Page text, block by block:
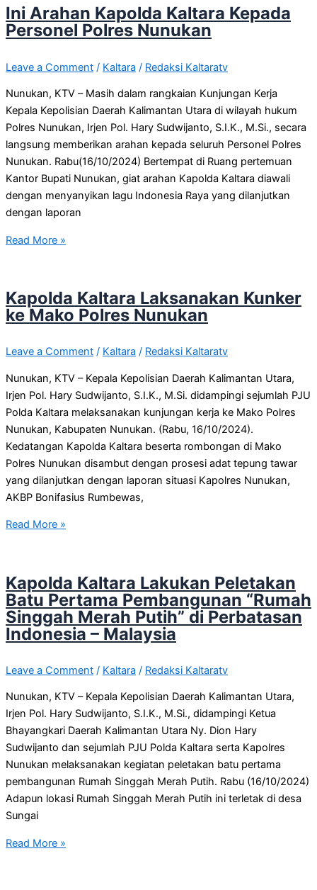
Ini Arahan Kapolda Kaltara Kepada
Personel Polres Nunukan
Leave a Comment / Kaltara / Redaksi Kaltaratv
Nunukan, KTV – Masih dalam rangkaian Kunjungan Kerja
Kepala Kepolisian Daerah Kalimantan Utara di wilayah hukum
Polres Nunukan, Irjen Pol. Hary Sudwijanto, S.I.K., M.Si., secara
langsung memberikan arahan kepada seluruh Personel Polres
Nunukan. Rabu(16/10/2024) Bertempat di Ruang pertemuan
Kantor Bupati Nunukan, giat arahan Kapolda Kaltara diawali
dengan menyanyikan lagu Indonesia Raya yang dilanjutkan
dengan laporan
Read More »
Kapolda Kaltara Laksanakan Kunker
ke Mako Polres Nunukan
Leave a Comment / Kaltara / Redaksi Kaltaratv
Nunukan, KTV – Kepala Kepolisian Daerah Kalimantan Utara,
Irjen Pol. Hary Sudwijanto, S.I.K., M.Si. didampingi sejumlah PJU
Polda Kaltara melaksanakan kunjungan kerja ke Mako Polres
Nunukan, Kabupaten Nunukan. (Rabu, 16/10/2024).
Kedatangan Kapolda Kaltara beserta rombongan di Mako
Polres Nunukan disambut dengan prosesi adat tepung tawar
yang dilanjutkan dengan laporan situasi Kapolres Nunukan,
AKBP Bonifasius Rumbewas,
Read More »
Kapolda Kaltara Lakukan Peletakan
Batu Pertama Pembangunan “Rumah
Singgah Merah Putih” di Perbatasan
Indonesia – Malaysia
Leave a Comment / Kaltara / Redaksi Kaltaratv
Nunukan, KTV – Kepala Kepolisian Daerah Kalimantan Utara,
Irjen Pol. Hary Sudwijanto, S.I.K., M.Si., didampingi Ketua
Bhayangkari Daerah Kalimantan Utara Ny. Dion Hary
Sudwijanto dan sejumlah PJU Polda Kaltara serta Kapolres
Nunukan melaksanakan kegiatan peletakan batu pertama
pembangunan Rumah Singgah Merah Putih. Rabu (16/10/2024)
Adapun lokasi Rumah Singgah Merah Putih ini terletak di desa
Sungai
Read More »